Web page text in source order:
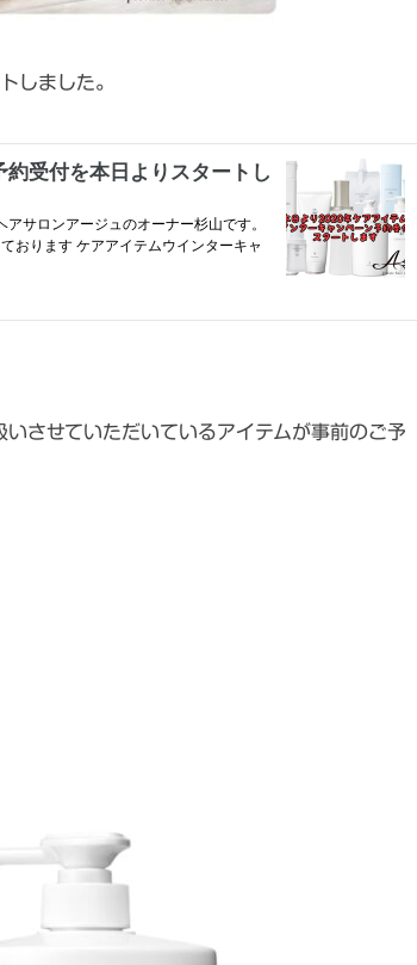
しました。
させていただいているアイテムが事前のご予